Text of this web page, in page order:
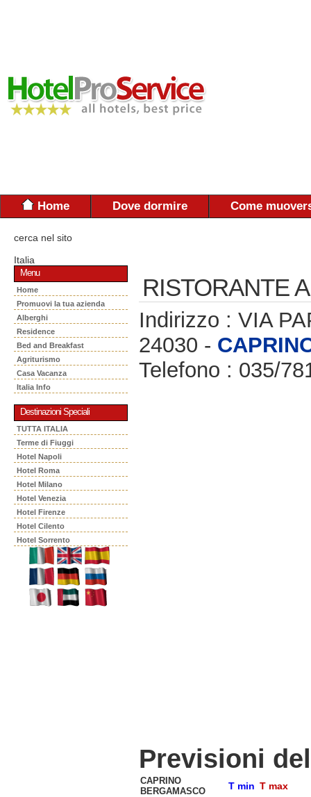
Home Dove dormire Come
cerca nel sito
Italia
Menu
Home
Promuovi la tua azienda
Alberghi
Residence
Bed and Breakfast
Agriturismo
Casa Vacanza
Italia Info
Destinazioni Speciali
TUTTA ITALIA
Terme di Fiuggi
Hotel Napoli
Hotel Roma
Hotel Milano
Hotel Venezia
Hotel Firenze
Hotel Cilento
Hotel Sorrento
RISTORANTE
Indirizzo : VIA
24030 -
Telefono : 035/
Previsioni
CAPRINO
BERGAMASCO
T min T max